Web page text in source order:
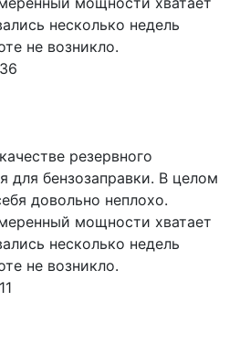
несколько недель
не возникло.
резервного
для бензозаправки. В целом
довольно неплохо.
мощности хватает
несколько недель
не возникло.